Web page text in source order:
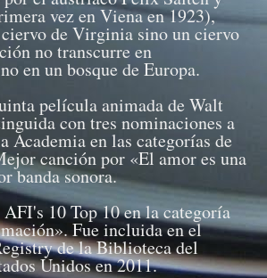
vez en Viena en 1923),
de Virginia sino un ciervo
no transcurre en
en un bosque de Europa.
película animada de Walt
con tres nominaciones a
Academia en las categorías de
canción por «El amor es una
banda sonora.
10 Top 10 en la categoría
Fue incluida en el
de la Biblioteca del
Unidos en 2011.